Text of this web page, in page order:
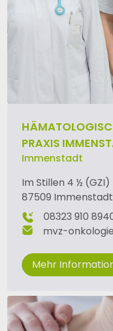
PRAXIS
Immenstadt
Im Stillen 4 ½ (GZI)
87509 Immenstadt
08323 910
mvz-
Mehr